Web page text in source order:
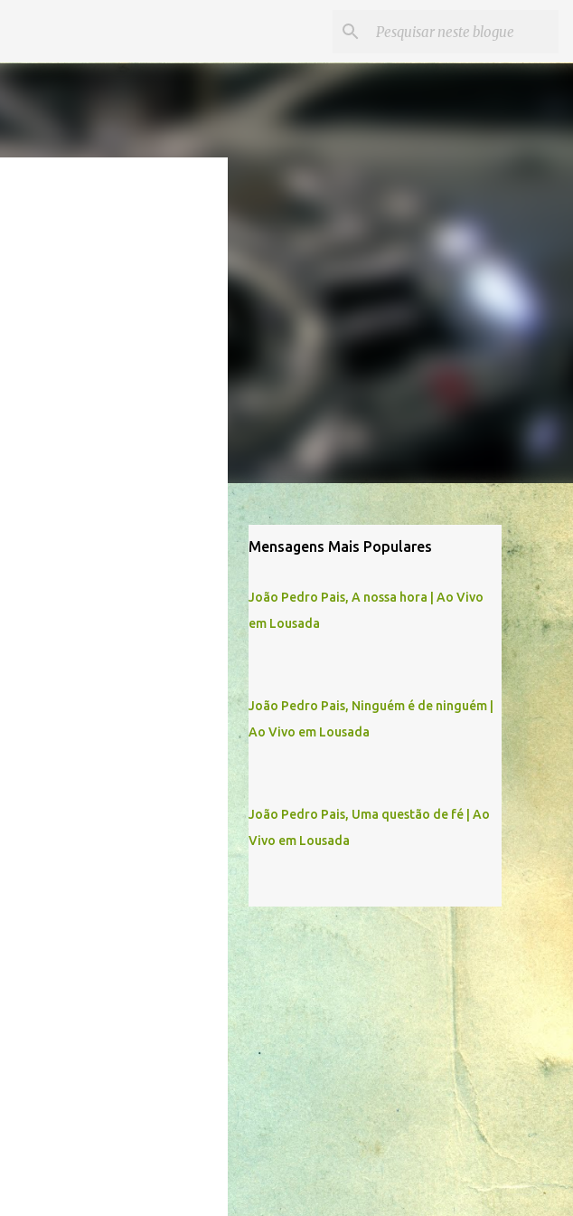
Mensagens Mais Populares
João Pedro Pais, A nossa hora | Ao Vivo
em Lousada
João Pedro Pais, Ninguém é de ninguém |
Ao Vivo em Lousada
João Pedro Pais, Uma questão de fé | Ao
Vivo em Lousada